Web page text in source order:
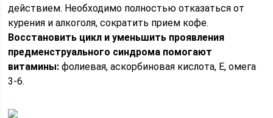
действием. Необходимо полностью отказаться от
курения и алкоголя, сократить прием кофе.
Восстановить цикл и уменьшить проявления
предменструального синдрома помогают
витамины: фолиевая, аскорбиновая кислота, Е, омега
3-6.